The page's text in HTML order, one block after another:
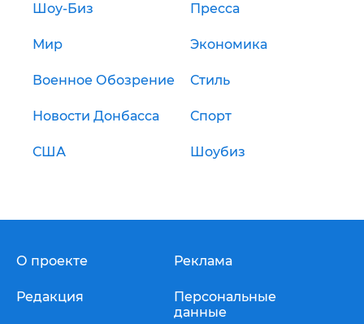
Шоу-Биз Пресса
Мир Экономика
Военное Обозрение Стиль
Новости Донбасса Спорт
США Шоубиз
О проекте
Редакция
Реклама
Персональные
данные